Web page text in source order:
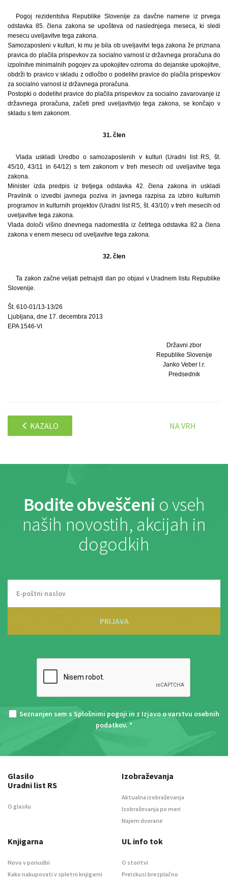
Pogoj rezidentstva Republike Slovenije za davčne namene iz prvega
odstavka 85. člena zakona se upošteva od naslednjega meseca, ki sledi
mesecu uveljavitve tega zakona.
Samozaposleni v kulturi, ki mu je bila ob uveljavitvi tega zakona že priznana
pravica do plačila prispevkov za socialno varnost iz državnega proračuna do
izpolnitve minimalnih pogojev za upokojitev oziroma do dejanske upokojitve,
obdrži to pravico v skladu z odločbo o podelitvi pravice do plačila prispevkov
za socialno varnost iz državnega proračuna.
Postopki o dodelitvi pravice do plačila prispevkov za socialno zavarovanje iz
državnega proračuna, začeti pred uveljavitvijo tega zakona, se končajo v
skladu s tem zakonom.
31. člen
Vlada uskladi Uredbo o samozaposlenih v kulturi (Uradni list RS, št.
45/10, 43/11 in 64/12) s tem zakonom v treh mesecih od uveljavitve tega
zakona.
Minister izda predpis iz tretjega odstavka 42. člena zakona in uskladi
Pravilnik o izvedbi javnega poziva in javnega razpisa za izbiro kulturnih
programov in kulturnih projektov (Uradni list RS, št. 43/10) v treh mesecih od
uveljavitve tega zakona.
Vlada določi višino dnevnega nadomestila iz četrtega odstavka 82.a člena
zakona v enem mesecu od uveljavitve tega zakona.
32. člen
Ta zakon začne veljati petnajsti dan po objavi v Uradnem listu Republike
Slovenije.
Št. 610-01/13-13/26
Ljubljana, dne 17. decembra 2013
EPA 1546-VI
Državni zbor
Republike Slovenije
Janko Veber l.r.
Predsednik
KAZALO NA VRH
Bodite obveščeni o vseh
naših novostih, akcijah in
dogodkih
PRIJAVA
Seznanjen sem s Splošnimi pogoji in z Izjavo o varstvu osebnih
podatkov. *
Glasilo
Uradni list RS
O glasilu
Izobraževanja
Aktualna izobraževanja
Izobraževanja po meri
Najem dvorane
Knjigarna
Novo v ponudbi
Kako nakupovati v spletni knjigarni
UL info tok
O storitvi
Preizkusi brezplačno